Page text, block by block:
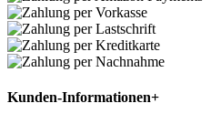
Kunden-Informationen+